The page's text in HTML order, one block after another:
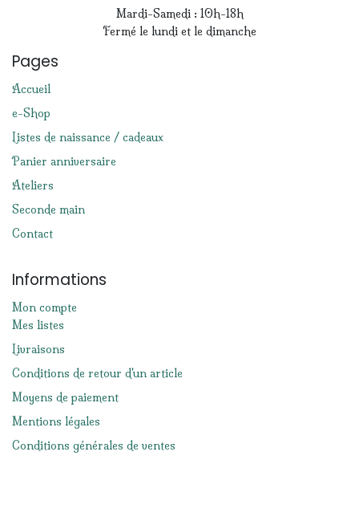
Mardi-Samedi : 10h-18h
Fermé le lundi et le dimanche
Pages
Accueil
e-Shop
Listes de naissance / cadeaux
Panier anniversaire
Ateliers
Seconde main
Contact
Informations
Mon compte
Mes listes
Livraisons
Conditions de retour d'un article
Moyens de paiement
Mentions légales
Conditions générales de ventes